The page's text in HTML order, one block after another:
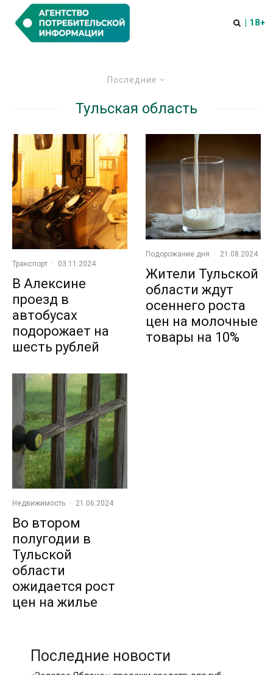
| 18+
Последние
Тульская область
Транспорт · 03.11.2024
В Алексине
проезд в
автобусах
подорожает на
шесть рублей
Недвижимость · 21.06.2024
Во втором
полугодии в
Тульской
области
ожидается рост
цен на жилье
Подорожание дня · 21.08.2024
Жители Тульской
области ждут
осеннего роста
цен на молочные
товары на 10%
Последние новости